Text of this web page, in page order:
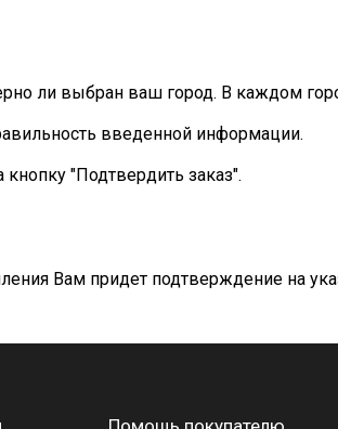
ли выбран ваш город. В каждом
введенной информации.
"Подтвердить заказ".
Вам придет подтверждение на